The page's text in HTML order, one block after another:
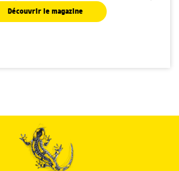
Découvrir le magazine